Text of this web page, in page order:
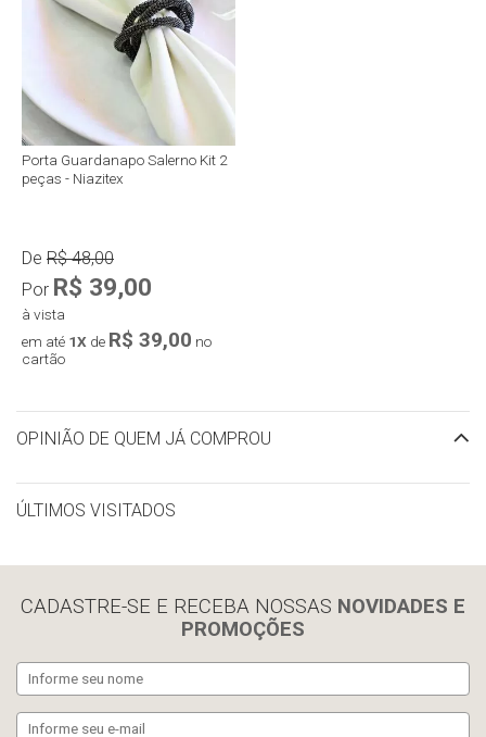
Porta Guardanapo Salerno Kit 2
peças - Niazitex
De R$ 48,00
Por R$ 39,00
à vista
em até 1X de R$ 39,00 no
cartão
OPINIÃO DE QUEM JÁ COMPROU
ÚLTIMOS VISITADOS
CADASTRE-SE E RECEBA NOSSAS NOVIDADES E
PROMOÇÕES